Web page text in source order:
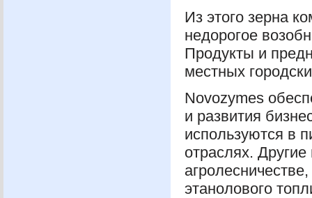
Из этого зерна
недорогое
Продукты и
местных
Novozymes
и развития
используются в
отраслях.
этанолового